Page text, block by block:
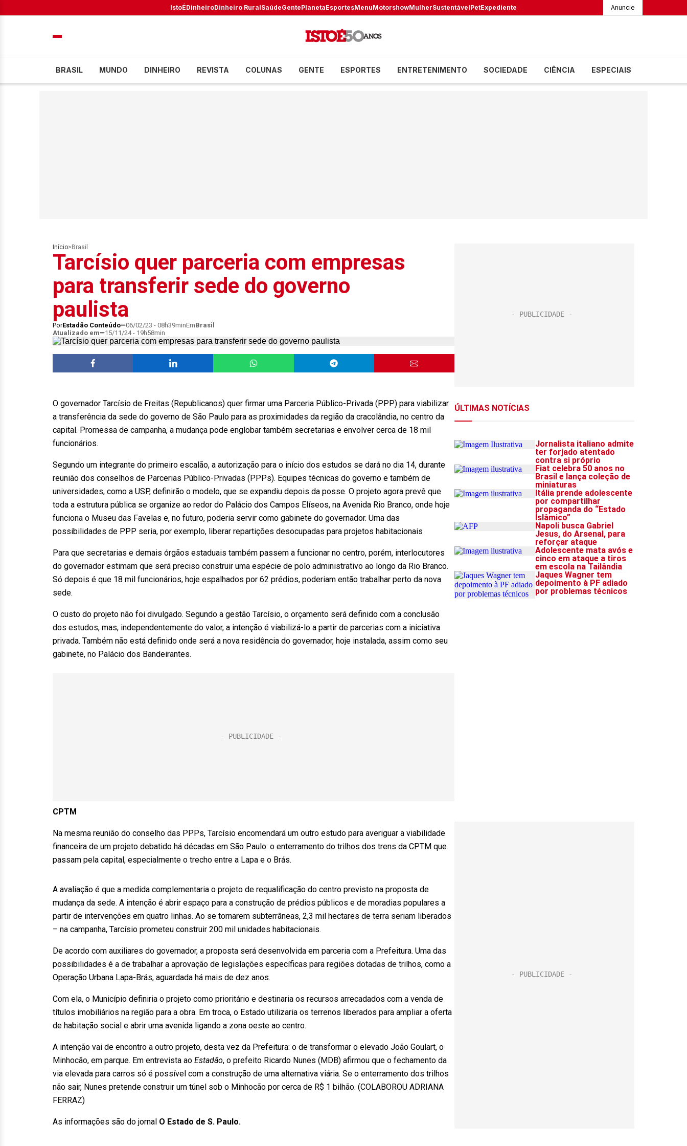
IstoÉDinheiroDinheiro RuralSaúdeGentePlanetaEsportesMenuMotorshowMulherSustentávelPetExpediente Anuncie
BRASIL MUNDO DINHEIRO REVISTA COLUNAS GENTE ESPORTES ENTRETENIMENTO SOCIEDADE CIÊNCIA ESPECIAIS
Início> Brasil
Tarcísio quer parceria com empresas
para transferir sede do governo
paulista
PorEstadão Conteúdo 06/02/23 - 08h39minEmBrasil
Atualizado em
15/11/24 - 19h58min
O governador Tarcísio de Freitas (Republicanos) quer firmar uma Parceria Público-Privada (PPP) para viabilizar
a transferência da sede do governo de São Paulo para as proximidades da região da cracolândia, no centro da
capital. Promessa de campanha, a mudança pode englobar também secretarias e envolver cerca de 18 mil
funcionários.
Segundo um integrante do primeiro escalão, a autorização para o início dos estudos se dará no dia 14, durante
reunião dos conselhos de Parcerias Público-Privadas (PPPs). Equipes técnicas do governo e também de
universidades, como a USP, definirão o modelo, que se expandiu depois da posse. O projeto agora prevê que
toda a estrutura pública se organize ao redor do Palácio dos Campos Elíseos, na Avenida Rio Branco, onde hoje
funciona o Museu das Favelas e, no futuro, poderia servir como gabinete do governador. Uma das
possibilidades de PPP seria, por exemplo, liberar repartições desocupadas para projetos habitacionais
Para que secretarias e demais órgãos estaduais também passem a funcionar no centro, porém, interlocutores
do governador estimam que será preciso construir uma espécie de polo administrativo ao longo da Rio Branco.
Só depois é que 18 mil funcionários, hoje espalhados por 62 prédios, poderiam então trabalhar perto da nova
sede.
O custo do projeto não foi divulgado. Segundo a gestão Tarcísio, o orçamento será definido com a conclusão
dos estudos, mas, independentemente do valor, a intenção é viabilizá-lo a partir de parcerias com a iniciativa
privada. Também não está definido onde será a nova residência do governador, hoje instalada, assim como seu
gabinete, no Palácio dos Bandeirantes.
CPTM
Na mesma reunião do conselho das PPPs, Tarcísio encomendará um outro estudo para averiguar a viabilidade
financeira de um projeto debatido há décadas em São Paulo: o enterramento do trilhos dos trens da CPTM que
passam pela capital, especialmente o trecho entre a Lapa e o Brás.
A avaliação é que a medida complementaria o projeto de requalificação do centro previsto na proposta de
mudança da sede. A intenção é abrir espaço para a construção de prédios públicos e de moradias populares a
partir de intervenções em quatro linhas. Ao se tornarem subterrâneas, 2,3 mil hectares de terra seriam liberados
– na campanha, Tarcísio prometeu construir 200 mil unidades habitacionais.
De acordo com auxiliares do governador, a proposta será desenvolvida em parceria com a Prefeitura. Uma das
possibilidades é a de trabalhar a aprovação de legislações específicas para regiões dotadas de trilhos, como a
Operação Urbana Lapa-Brás, aguardada há mais de dez anos.
Com ela, o Município definiria o projeto como prioritário e destinaria os recursos arrecadados com a venda de
títulos imobiliários na região para a obra. Em troca, o Estado utilizaria os terrenos liberados para ampliar a oferta
de habitação social e abrir uma avenida ligando a zona oeste ao centro.
A intenção vai de encontro a outro projeto, desta vez da Prefeitura: o de transformar o elevado João Goulart, o
Minhocão, em parque. Em entrevista ao Estadão, o prefeito Ricardo Nunes (MDB) afirmou que o fechamento da
via elevada para carros só é possível com a construção de uma alternativa viária. Se o enterramento dos trilhos
não sair, Nunes pretende construir um túnel sob o Minhocão por cerca de R$ 1 bilhão. (COLABOROU ADRIANA
FERRAZ)
As informações são do jornal O Estado de S. Paulo.